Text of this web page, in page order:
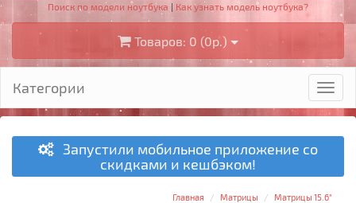
Поиск по модели ноутбука | Как узнать модель ноутбука?
Товаров: 0 (0р.)
Категории
Запустили мобильное приложение со
скидками и кешбэком!
Главная Матрицы
Матрицы 15.6"